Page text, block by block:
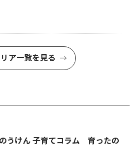
ア一覧を見る
うけん 子育てコラム 育ったの